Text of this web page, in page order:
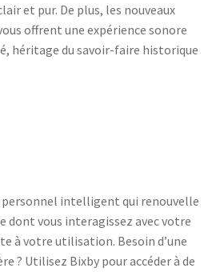
et pur. De plus, les nouveaux
offrent une expérience sonore
héritage du savoir-faire historique
intelligent qui renouvelle
vous interagissez avec votre
à votre utilisation. Besoin d’une
? Utilisez Bixby pour accéder à de